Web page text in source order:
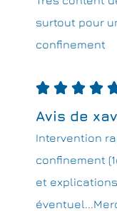
surtout pour
confinement
   
Avis de
Intervention
confinement
et